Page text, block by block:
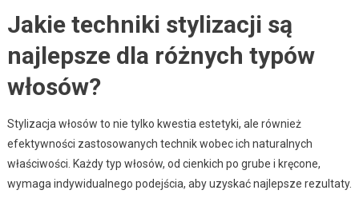
Jakie techniki stylizacji są
najlepsze dla różnych typów
włosów?
Stylizacja włosów to nie tylko kwestia estetyki, ale również
efektywności zastosowanych technik wobec ich naturalnych
właściwości. Każdy typ włosów, od cienkich po grube i kręcone,
wymaga indywidualnego podejścia, aby uzyskać najlepsze rezultaty.